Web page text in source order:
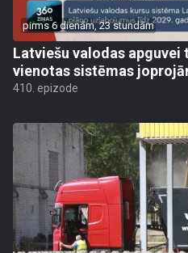
pirms 6 dienām, 23 stundām
Latviešu valodas apguvei
vienotas sistēmas
410. epizode